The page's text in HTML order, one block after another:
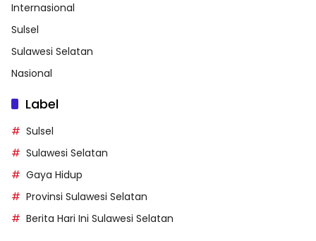
Internasional
Sulsel
Sulawesi Selatan
Nasional
Label
Sulsel
Sulawesi Selatan
Gaya Hidup
Provinsi Sulawesi Selatan
Berita Hari Ini Sulawesi Selatan